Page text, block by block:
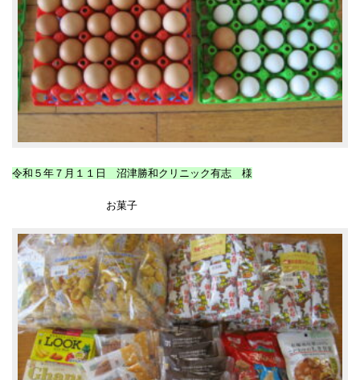
令和５年７月１１日 沼津勝和クリニック有志 様
お菓子